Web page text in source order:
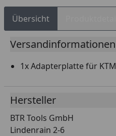
Übersicht
Versandinformationen
1x Adapterplatte für
Hersteller
BTR Tools GmbH
Lindenrain 2-6